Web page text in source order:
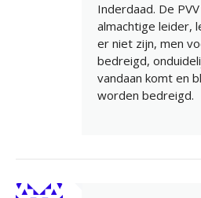
Inderdaad. De
almachtige leider,
er niet zijn, men
bedreigd,
vandaan komt en
worden bedreigd.